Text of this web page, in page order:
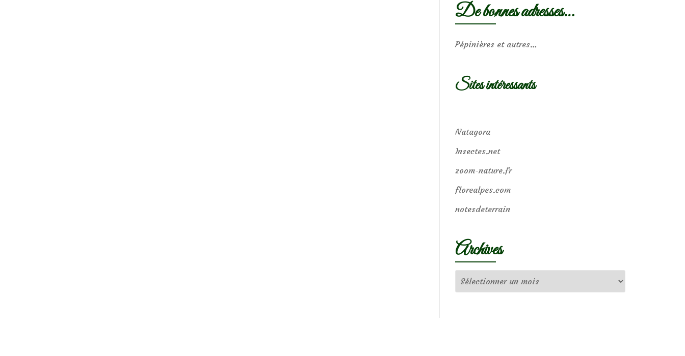
De bonnes adresses…
Pépinières et autres…
Sites intéressants
Natagora
Insectes.net
zoom-nature.fr
florealpes.com
notesdeterrain
Archives
Archives